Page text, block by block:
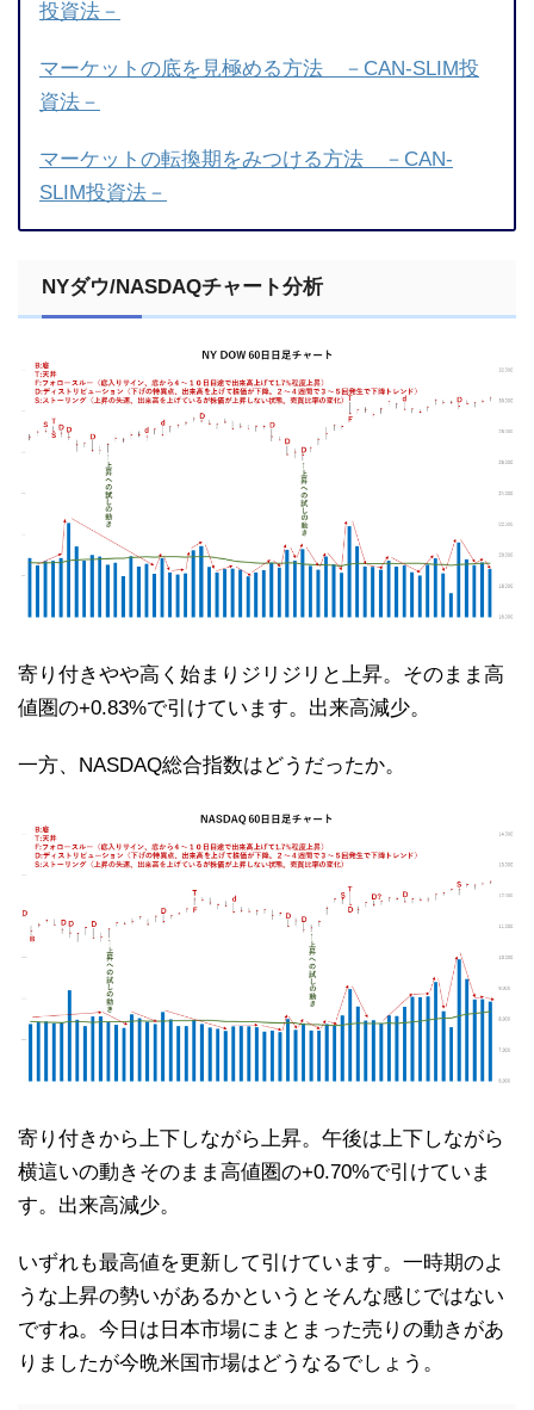
投資法－
マーケットの底を見極める方法 －CAN-SLIM投
資法－
マーケットの転換期をみつける方法 －CAN-
SLIM投資法－
NYダウ/NASDAQチャート分析
寄り付きやや高く始まりジリジリと上昇。そのまま高
値圏の+0.83%で引けています。出来高減少。
一方、NASDAQ総合指数はどうだったか。
寄り付きから上下しながら上昇。午後は上下しながら
横這いの動きそのまま高値圏の+0.70%で引けていま
す。出来高減少。
いずれも最高値を更新して引けています。一時期のよ
うな上昇の勢いがあるかというとそんな感じではない
ですね。今日は日本市場にまとまった売りの動きがあ
りましたが今晩米国市場はどうなるでしょう。